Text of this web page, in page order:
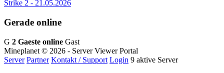
Strike 2 - 21.05.2026
Gerade online
G 2 Gaeste online Gast
Mineplanet © 2026 - Server Viewer Portal
Server Partner Kontakt / Support Login 9 aktive Server